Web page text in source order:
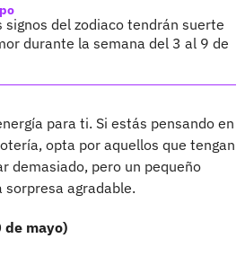
signos del zodiaco tendrán suerte
durante la semana del 3 al 9 de
para ti. Si estás pensando en
opta por aquellos que tengan
demasiado, pero un pequeño
agradable.
de mayo)